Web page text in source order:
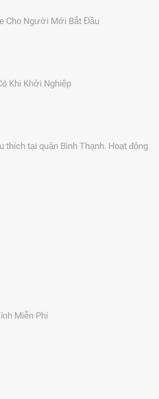
Cho Người Mới Bắt Đầu
Khi Khởi Nghiệp
thích tại quận Bình Thạnh. Hoạt động
Miễn Phí